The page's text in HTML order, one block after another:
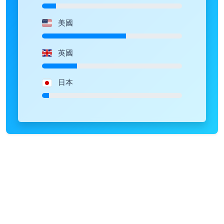
美國
英國
日本